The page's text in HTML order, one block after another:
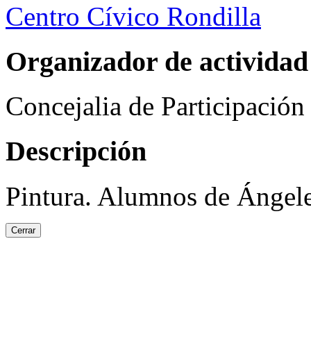
Centro Cívico Rondilla
Organizador de actividad
Concejalia de
Descripción
Pintura. Alumnos de
Cerrar